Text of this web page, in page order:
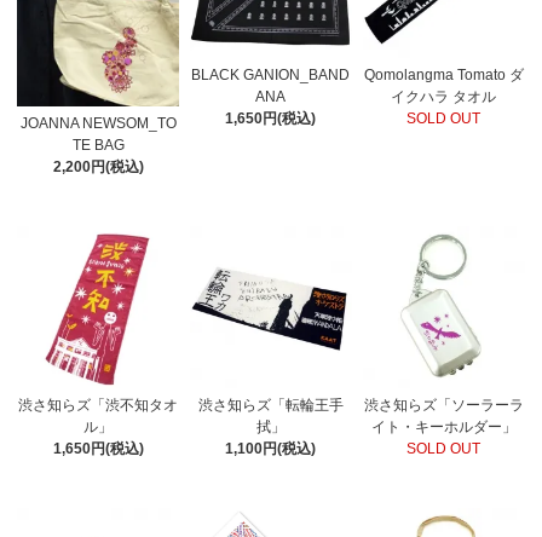
JOANNA NEWSOM_TO
TE BAG
2,200円(税込)
BLACK GANION_BAND
ANA
1,650円(税込)
Qomolangma Tomato ダ
イクハラ タオル
SOLD OUT
渋さ知らズ「渋不知タオ
ル」
1,650円(税込)
渋さ知らズ「転輪王手
拭」
1,100円(税込)
渋さ知らズ「ソーラーラ
イト・キーホルダー」
SOLD OUT